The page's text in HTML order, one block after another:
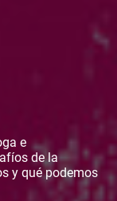
e
de la
y qué podemos